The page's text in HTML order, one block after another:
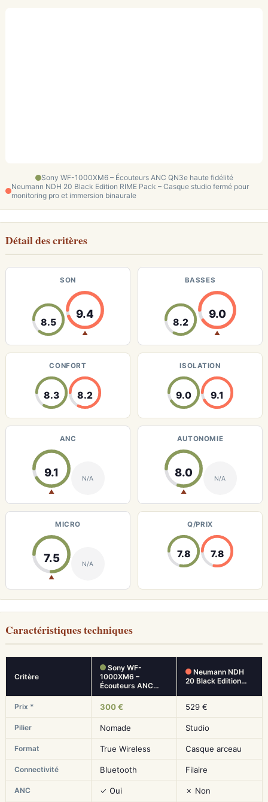
Sony WF-1000XM6 – Écouteurs ANC QN3e haute fidélité
Neumann NDH 20 Black Edition RIME Pack – Casque studio fermé pour
monitoring pro et immersion binaurale
Détail des critères
SON
8.5
9.4
▲
BASSES
8.2
9.0
▲
CONFORT
8.3 8.2
ISOLATION
9.0 9.1
ANC
9.1
▲
N/A
AUTONOMIE
8.0
▲
N/A
MICRO
7.5
▲
N/A
Q/PRIX
7.8 7.8
Caractéristiques techniques
Critère
Sony WF-
1000XM6 –
Écouteurs ANC…
Neumann NDH
20 Black Edition…
Prix * 300 € 529 €
Pilier Nomade Studio
Format True Wireless Casque arceau
Connectivité Bluetooth Filaire
ANC ✓ Oui ✗ Non